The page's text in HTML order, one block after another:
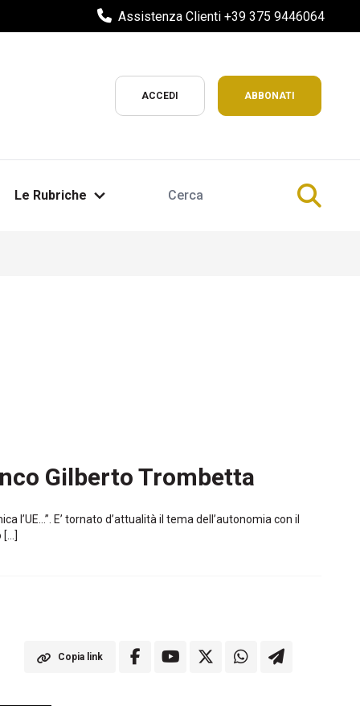
Assistenza Clienti +39 375 9446064
ACCEDI ABBONATI
Le Rubriche
Gilberto Trombetta
E’ tornato d’attualità il tema dell’autonomia con il
[…]
Copia link